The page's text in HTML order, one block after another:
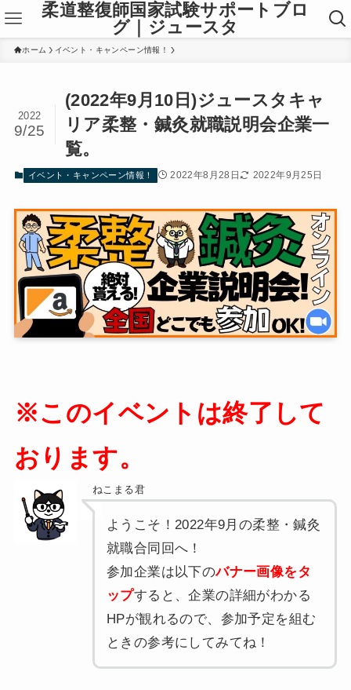
柔道整復師国家試験サポートブロ
グ｜ジュースタ
ホーム イベント・キャンペーン情報！
(2022年9月10日)ジュースタキャ
リア柔整・鍼灸就職説明会企業一
覧。
2022
9/25
イベント・キャンペーン情報！ 2022年8月28日 2022年9月25日
※このイベントは終了して
おります。
ねこまる君
ようこそ！2022年9月の柔整・鍼灸
就職合同回へ！
参加企業は以下のバナー画像をタ
ップすると、企業の詳細がわかる
HPが観れるので、参加予定を組む
ときの参考にしてみてね！